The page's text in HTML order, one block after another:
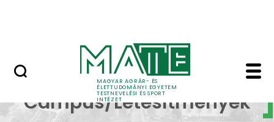
MAGYAR AGRÁR- ÉS
ÉLETTUDOMÁNYI EGYETEM
TESTNEVELÉSI ÉS SPORT
INTÉZET
Károly Róbert
Károly Róbert
Campus/Létesítmények